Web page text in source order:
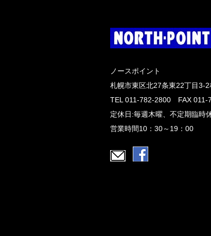
ノースポイント
札幌市東区北27条東22丁目3-
TEL 011-782-2800 FAX 011-
定休日:毎週木曜、不定期臨時
営業時間10：30～19：00